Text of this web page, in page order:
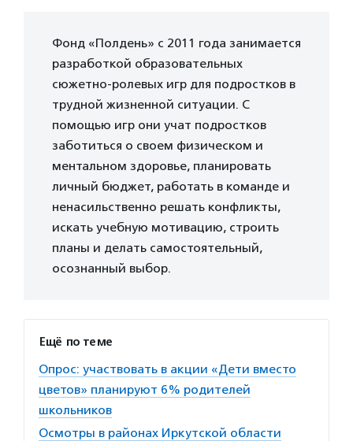
Фонд «Полдень» с 2011 года занимается
разработкой образовательных
сюжетно-ролевых игр для подростков в
трудной жизненной ситуации. С
помощью игр они учат подростков
заботиться о своем физическом и
ментальном здоровье, планировать
личный бюджет, работать в команде и
ненасильственно решать конфликты,
искать учебную мотивацию, строить
планы и делать самостоятельный,
осознанный выбор.
Ещё по теме
Опрос: участвовать в акции «Дети вместо
цветов» планируют 6% родителей
школьников
Осмотры в районах Иркутской области